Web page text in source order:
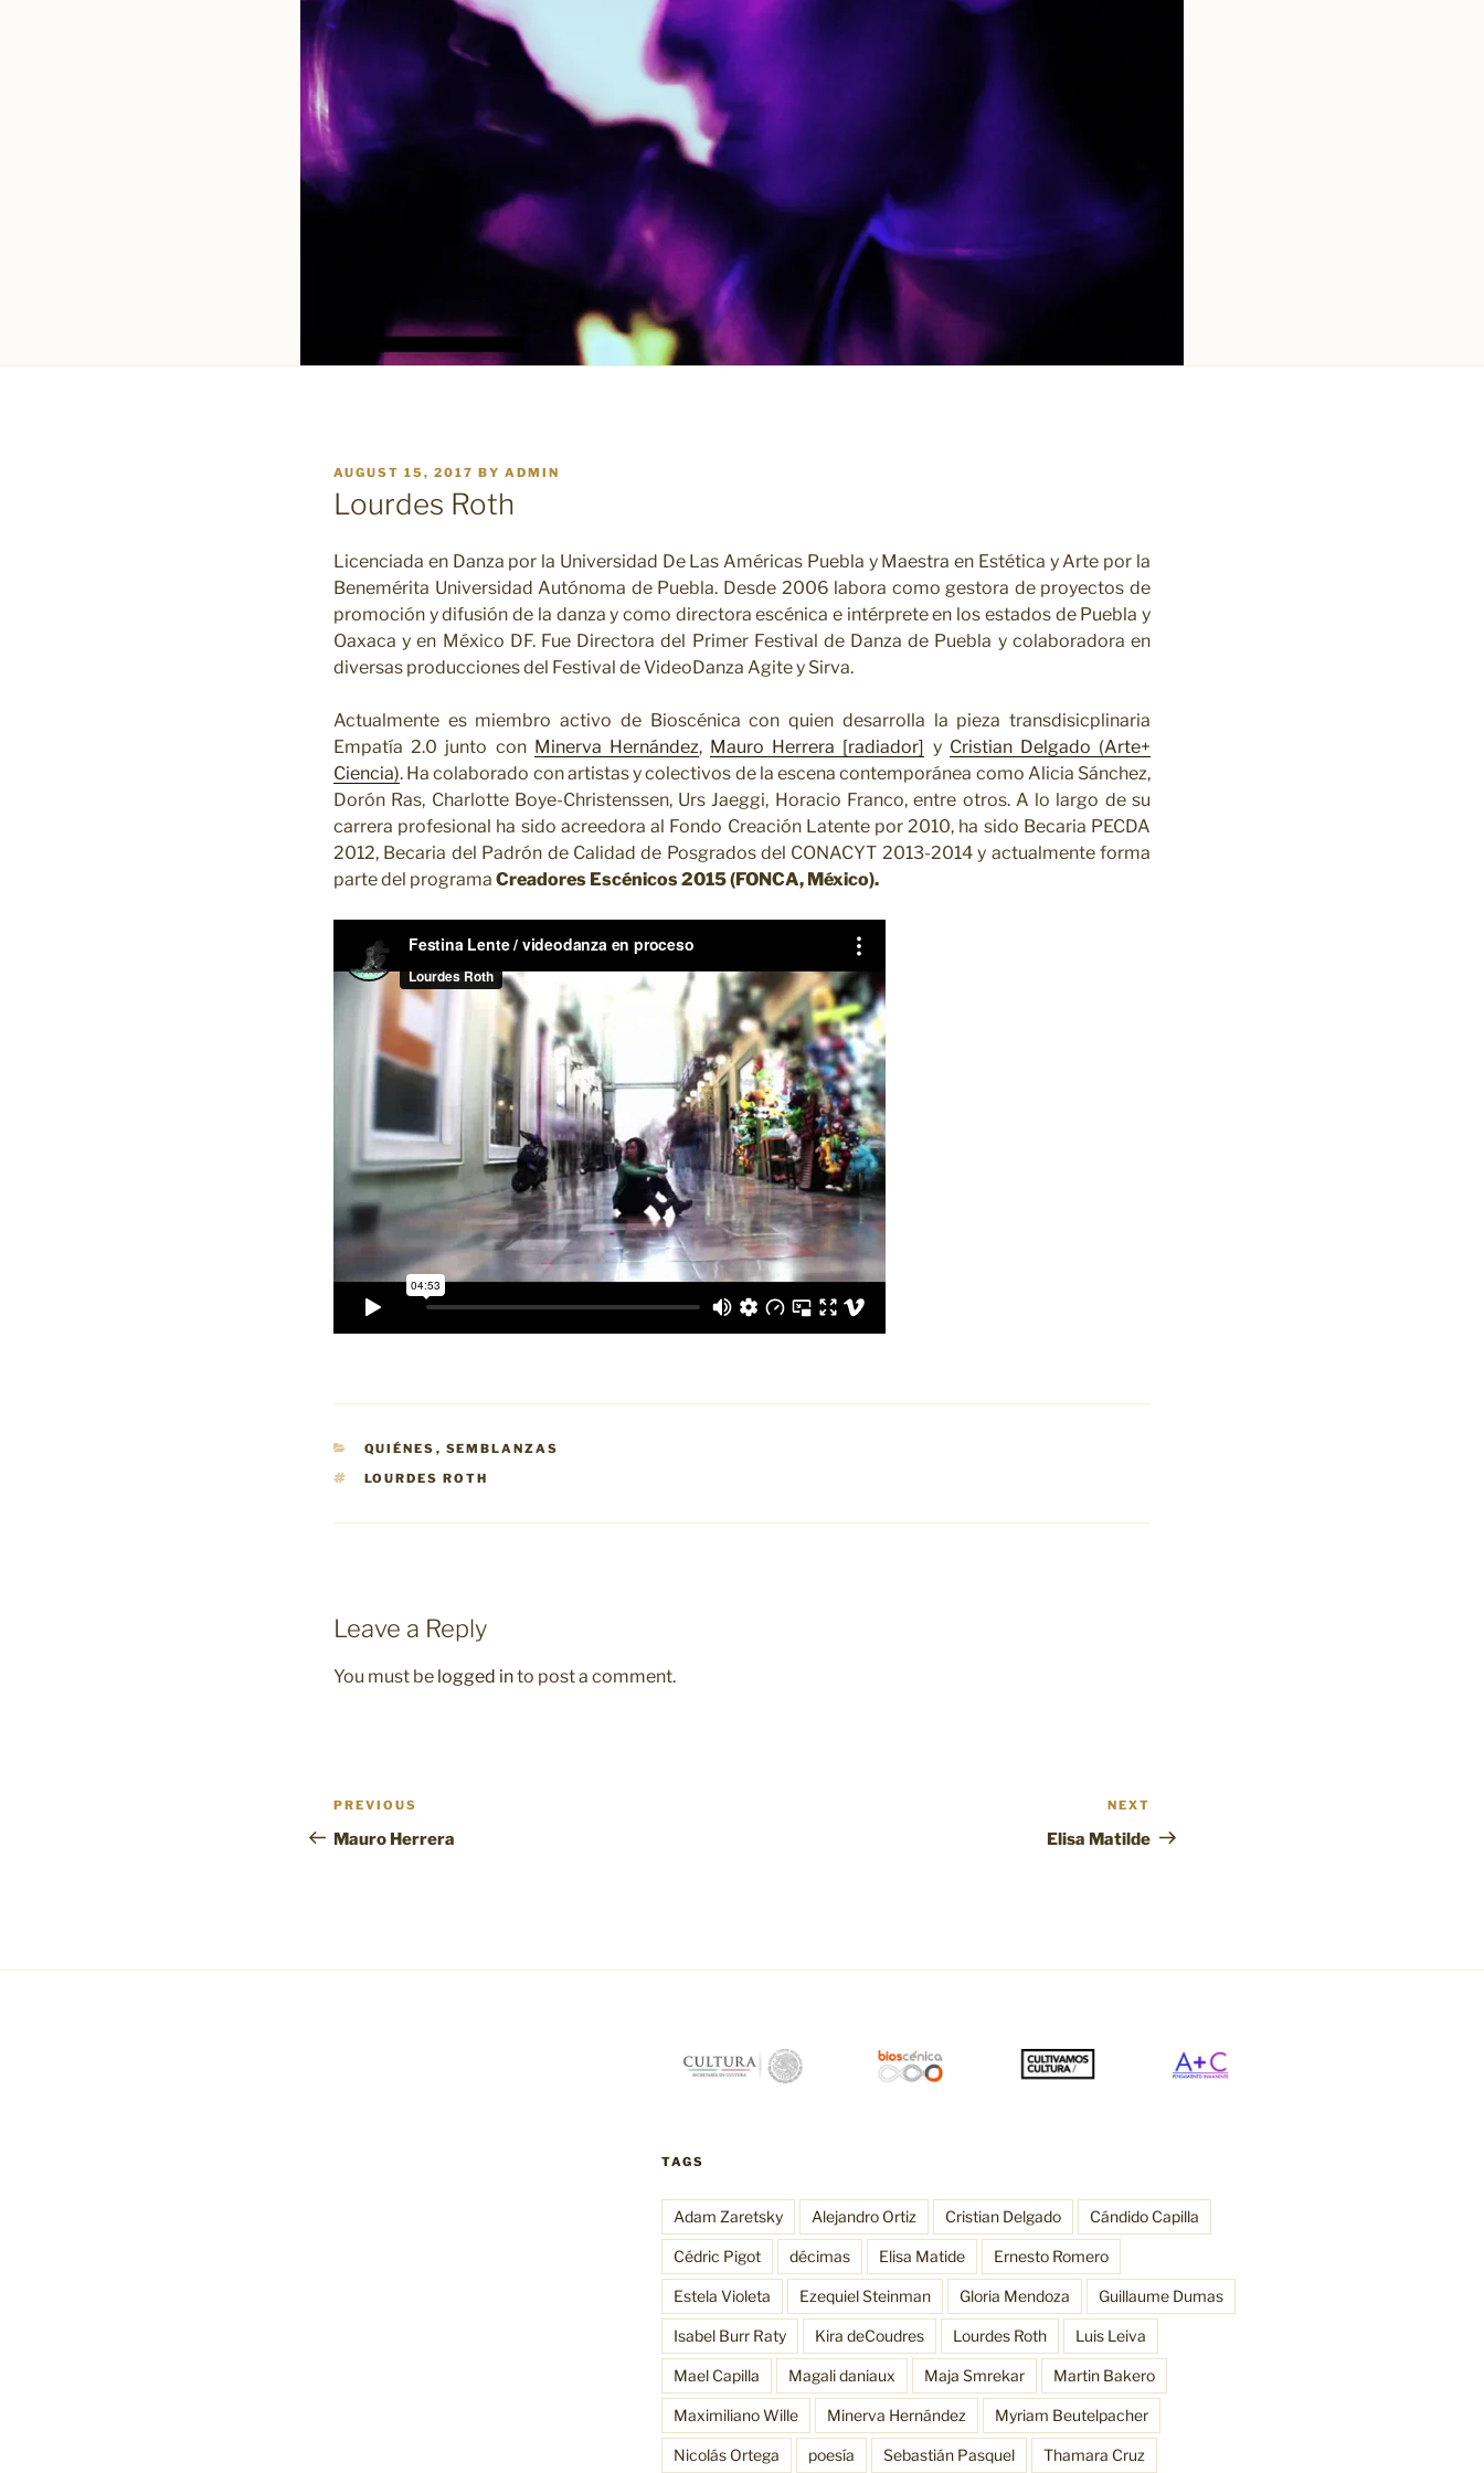
POSTED
ON
AUGUST 15, 2017 BY ADMIN
Lourdes Roth
Licenciada en Danza por la Universidad De Las Américas Puebla y Maestra en Estética y Arte por la
Benemérita Universidad Autónoma de Puebla. Desde 2006 labora como gestora de proyectos de
promoción y difusión de la danza y como directora escénica e intérprete en los estados de Puebla y
Oaxaca y en México DF. Fue Directora del Primer Festival de Danza de Puebla y colaboradora en
diversas producciones del Festival de VideoDanza Agite y Sirva.
Actualmente es miembro activo de Bioscénica con quien desarrolla la pieza transdisicplinaria
Empatía 2.0 junto con Minerva Hernández, Mauro Herrera [radiador] y Cristian Delgado (Arte+
Ciencia). Ha colaborado con artistas y colectivos de la escena contemporánea como Alicia Sánchez,
Dorón Ras, Charlotte Boye-Christenssen, Urs Jaeggi, Horacio Franco, entre otros. A lo largo de su
carrera profesional ha sido acreedora al Fondo Creación Latente por 2010, ha sido Becaria PECDA
2012, Becaria del Padrón de Calidad de Posgrados del CONACYT 2013-2014 y actualmente forma
parte del programa Creadores Escénicos 2015 (FONCA, México).
CATEGORIES
QUIÉNES , SEMBLANZAS
TAGS
LOURDES ROTH
Leave a Reply
You must be logged into post a comment.
Post
navigation
Previous
Post
PREVIOUS
Mauro Herrera
Post
NEXT
Elisa Matilde
TAGS
Adam Zaretsky Alejandro Ortiz Cristian Delgado Cándido Capilla
Cédric Pigot décimas Elisa Matide Ernesto Romero
Estela Violeta Ezequiel Steinman Gloria Mendoza Guillaume Dumas
Isabel Burr Raty Kira deCoudres Lourdes Roth Luis Leiva
Mael Capilla Magali daniaux Maja Smrekar Martin Bakero
Maximiliano Wille Minerva Hernández Myriam Beutelpacher
Nicolás Ortega poesía Sebastián Pasquel Thamara Cruz